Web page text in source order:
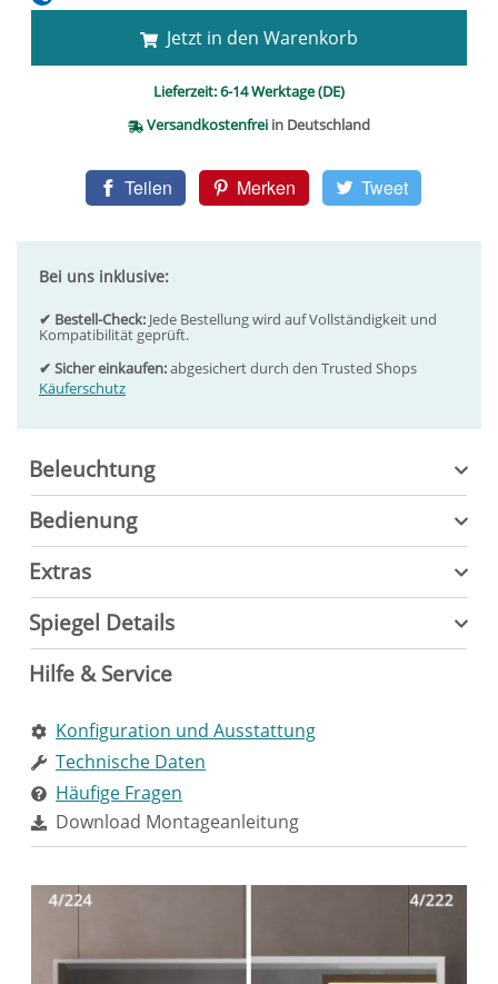
Beleuchtung
Bedienung
Extras
Spiegel Details
Hilfe & Service
Konfiguration und Ausstattung
Technische Daten
Häufige Fragen
Download Montageanleitung
Jetzt in den Warenkorb
Lieferzeit:6-14 Werktage (DE)
Versandkostenfrei in Deutschland
Teilen Merken Tweet
Bei uns inklusive:
✔ Bestell-Check: Jede Bestellung wird auf Vollständigkeit und
Kompatibilität geprüft.
✔ Sicher einkaufen:abgesichert durch den Trusted Shops
Käuferschutz